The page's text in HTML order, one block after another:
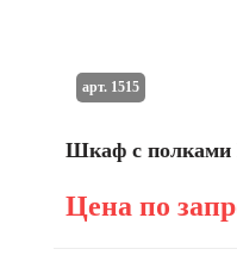
Шкаф с полками
Цена по
арт. 1515